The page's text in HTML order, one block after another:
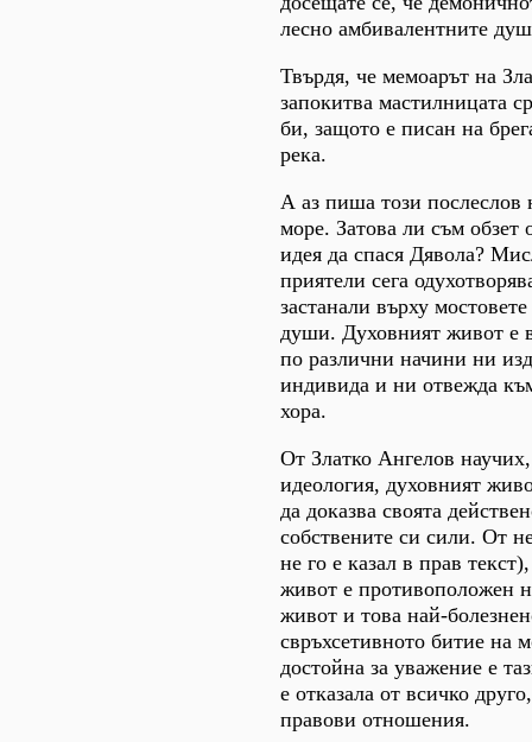
лесно амбивалентните
Твърдя, че мемоарът на
запокитва мастилницата
би, защото е писан на
река.
А аз пиша този послеслов
море. Затова ли съм обзет
идея да спася Дявола?
приятели сега
застанали върху
души. Духовният живот е
по различни начини ни
индивида и ни отвежда
хора.
От Златко Ангелов
идеология, духовният
да доказва своята
собствените си сили. От
не го е казал в прав
живот е противоположен
живот и това най-
свръхсетивното битие на
достойна за уважение е
е отказала от всичко
правови отношения.